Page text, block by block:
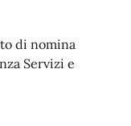
di nomina
Servizi e